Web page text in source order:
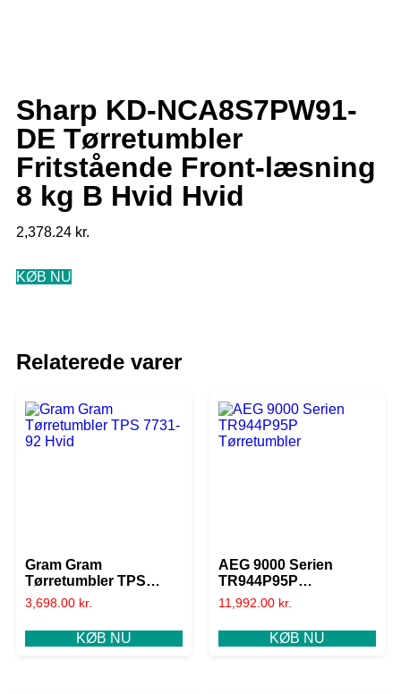
Sharp KD-NCA8S7PW91-
DE Tørretumbler
Fritstående Front-læsning
8 kg B Hvid Hvid
2,378.24 kr.
KØB NU
Relaterede varer
Gram Gram
Tørretumbler TPS
7731-92 Hvid
3,698.00 kr.
KØB NU
AEG 9000 Serien
TR944P95P
Tørretumbler
11,992.00 kr.
KØB NU